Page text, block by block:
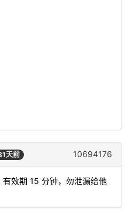
天前 10694176
有效期 15 分钟，勿泄漏给他